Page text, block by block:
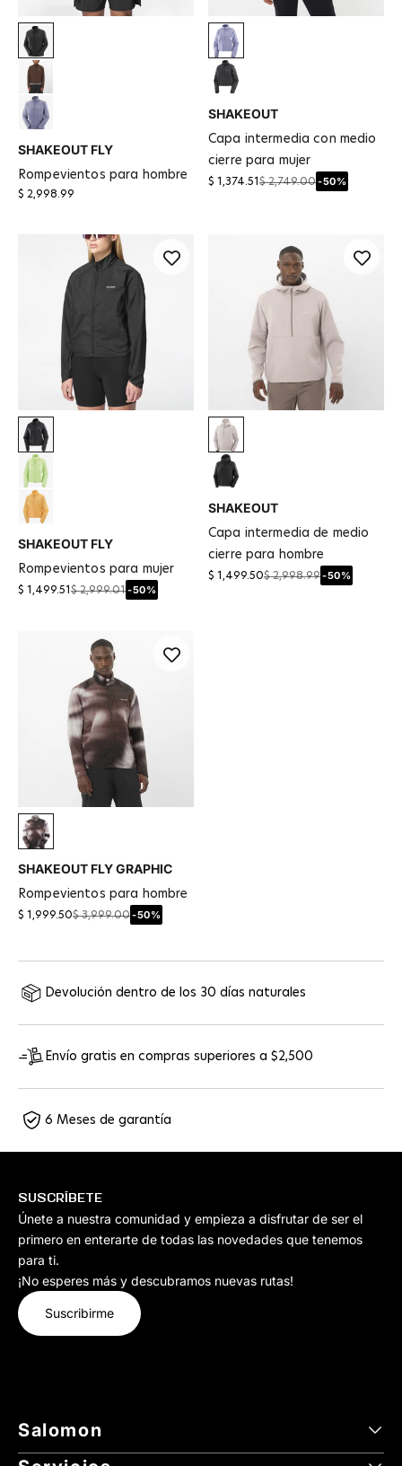
Deep Black
Coffee Bean
Púrpura
SHAKEOUT FLY
rompevientos para hombre
$ 2,998.99
Azul Granito
Black
SHAKEOUT
capa intermedia con medio
cierre para mujer
$ 1,374.51 $ 2,749.00-50%
Deep Black
Butterfly
Albaricoque
SHAKEOUT FLY
rompevientos para mujer
$ 1,499.51 $ 2,999.01-50%
Etherea
Black
SHAKEOUT
capa intermedia de medio
cierre para hombre
$ 1,499.50$ 2,998.99-50%
Iron
SHAKEOUT FLY GRAPHIC
rompevientos para hombre
$ 1,999.50$ 3,999.00-50%
Devolución dentro de los 30 días naturales
Envío gratis en compras superiores a $2,500
6 Meses de garantía
SUSCRÍBETE
Únete a nuestra comunidad y empieza a disfrutar de ser el
primero en enterarte de todas las novedades que tenemos
para ti.
¡No esperes más y descubramos nuevas rutas!
Suscribirme
Salomon